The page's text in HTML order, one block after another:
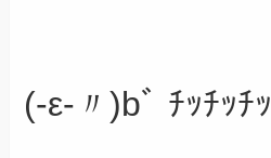
(-ε-〃)bﾞ ﾁｯﾁｯﾁｯ